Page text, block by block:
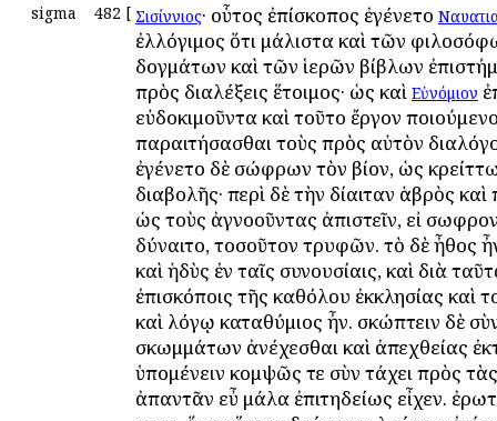
sigma 482 [ Σισίννιος· οὗτος ἐπίσκοπος ἐγένετο
ἐλλόγιμος ὅτι μάλιστα καὶ τῶν
δογμάτων καὶ τῶν ἱερῶν βίβλων
πρὸς διαλέξεις ἕτοιμος· ὡς καὶ Εὐνόμιον
εὐδοκιμοῦντα καὶ τοῦτο ἔργον
παραιτήσασθαι τοὺς πρὸς αὐτὸν
ἐγένετο δὲ σώφρων τὸν βίον, ὡς
διαβολῆς· περὶ δὲ τὴν δίαιταν ἁβρὸς καὶ
ὡς τοὺς ἀγνοοῦντας ἀπιστεῖν, εἰ
δύναιτο, τοσοῦτον τρυφῶν. τὸ δὲ ἦθος
καὶ ἡδὺς ἐν ταῖς συνουσίαις, καὶ διὰ
ἐπισκόποις τῆς καθόλου ἐκκλησίας καὶ
καὶ λόγῳ καταθύμιος ἦν. σκώπτειν δὲ
σκωμμάτων ἀνέχεσθαι καὶ ἀπεχθείας
ὑπομένειν κομψῶς τε σὺν τάχει πρὸς
ἀπαντᾶν εὖ μάλα ἐπιτηδείως εἶχεν.